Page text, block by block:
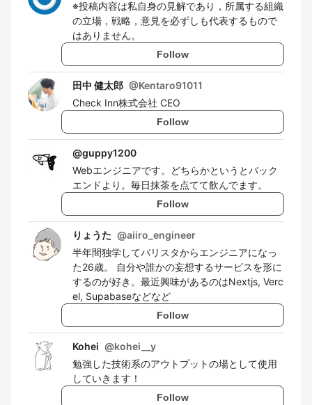
※投稿内容は私自身の見解であり，所属する組織
の立場，戦略，意見を必ずしも代表するもので
はありません。
Follow
田中 健太郎 @Kentaro91011
Check Inn株式会社 CEO
Follow
@guppy1200
Webエンジニアです。どちらかというとバック
エンドより。毎日抹茶を点てて飲んでます。
Follow
りょうた @aiiro_engineer
半年間独学してバリスタからエンジニアになっ
た26歳。 自分や誰かの妄想するサービスを形に
するのが好き。最近興味があるのはNextjs, Verc
el, Supabaseなどなど
Follow
Kohei @kohei__y
勉強した技術系のアウトプットの場として使用
していきます！
Follow